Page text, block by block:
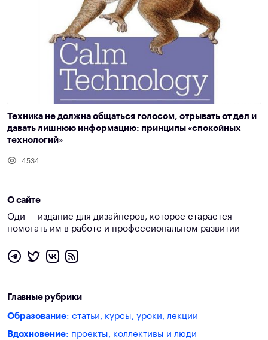
Техника не должна общаться голосом, отрывать от дел и
давать лишнюю информацию: принципы «спокойных
технологий»
4534
О сайте
Оди — издание для дизайнеров, которое старается
помогать им в работе и профессиональном развитии
Главные рубрики
Образование: статьи, курсы, уроки, лекции
Вдохновение: проекты, коллективы и люди